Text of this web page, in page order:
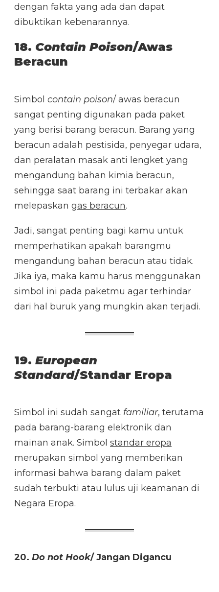
dengan fakta yang ada dan dapat
dibuktikan kebenarannya.
18. Contain Poison/Awas
Beracun
Simbol contain poison/ awas beracun
sangat penting digunakan pada paket
yang berisi barang beracun. Barang yang
beracun adalah pestisida, penyegar udara,
dan peralatan masak anti lengket yang
mengandung bahan kimia beracun,
sehingga saat barang ini terbakar akan
melepaskan gas beracun.
Jadi, sangat penting bagi kamu untuk
memperhatikan apakah barangmu
mengandung bahan beracun atau tidak.
Jika iya, maka kamu harus menggunakan
simbol ini pada paketmu agar terhindar
dari hal buruk yang mungkin akan terjadi.
19. European
Standard/Standar Eropa
Simbol ini sudah sangat familiar, terutama
pada barang-barang elektronik dan
mainan anak. Simbol standar eropa
merupakan simbol yang memberikan
informasi bahwa barang dalam paket
sudah terbukti atau lulus uji keamanan di
Negara Eropa.
20. Do not Hook/ Jangan Digancu